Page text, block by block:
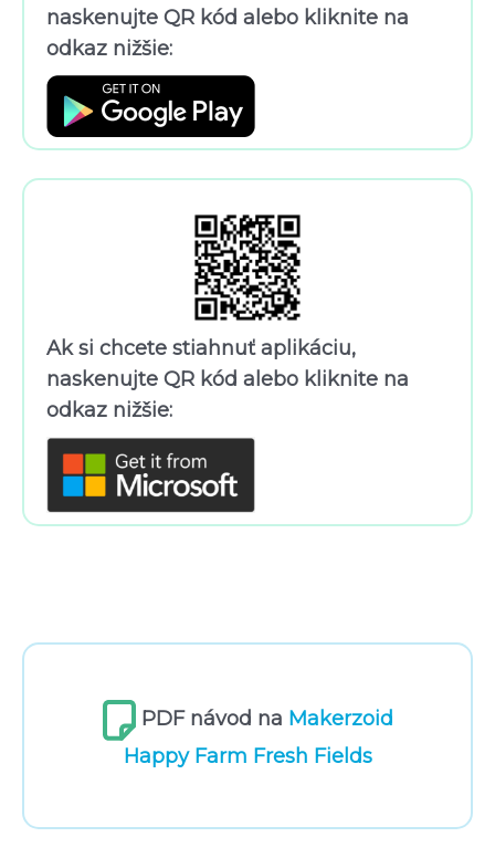
naskenujte QR kód alebo kliknite na
odkaz nižšie:
Ak si chcete stiahnuť aplikáciu,
naskenujte QR kód alebo kliknite na
odkaz nižšie:
PDF návod na Makerzoid
Happy Farm Fresh Fields